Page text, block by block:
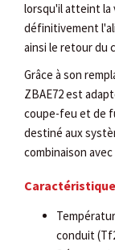
lorsqu'il atteint la
définitivement
ainsi le retour du
Grâce à son
ZBAE72 est
coupe-feu et de
destiné aux
combinaison
conduit